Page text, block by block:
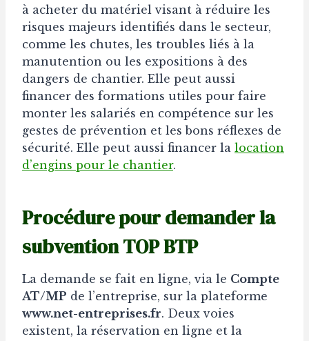
à acheter du matériel visant à réduire les
risques majeurs identifiés dans le secteur,
comme les chutes, les troubles liés à la
manutention ou les expositions à des
dangers de chantier. Elle peut aussi
financer des formations utiles pour faire
monter les salariés en compétence sur les
gestes de prévention et les bons réflexes de
sécurité. Elle peut aussi financer la location
d’engins pour le chantier.
Procédure pour demander la
subvention TOP BTP
La demande se fait en ligne, via le Compte
AT/MP de l’entreprise, sur la plateforme
www.net-entreprises.fr. Deux voies
existent, la réservation en ligne et la